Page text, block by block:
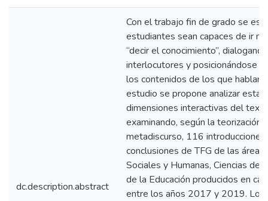
dc.description.abstract
Con el trabajo fin de grado se
estudiantes sean capaces de ir
“decir el conocimiento”,
interlocutores y posicionándose
los contenidos de los que hablan.
estudio se propone analizar estas
dimensiones interactivas del texto
examinando, según la teorización
metadiscurso, 116 introducciones
conclusiones de TFG de las áreas
Sociales y Humanas, Ciencias de
de la Educación producidos en
entre los años 2017 y 2019. Los